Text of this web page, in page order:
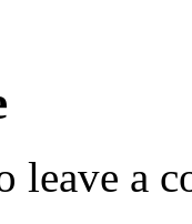
leave a